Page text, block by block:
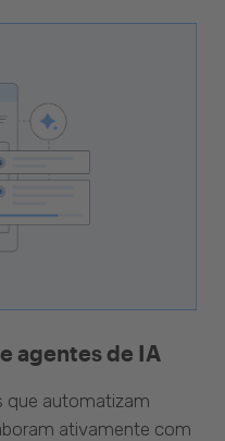
agentes de IA
que automatizam
ativamente com